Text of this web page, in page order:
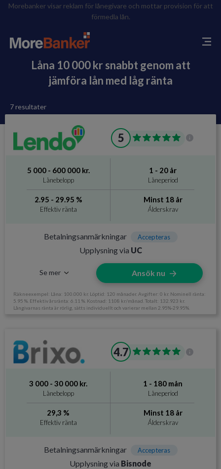
Morebanker visar reklam för lånegivare och mottar provision för att
förmedla lån.
Låna 10 000 kr snabbt genom att
jämföra lån med låg ränta
7 resultater
5
5 000 - 600 000 kr.
Lånebelopp
1 - 20 år
Låneperiod
2.95 - 29.95 %
Effektiv ränta
Minst 18 år
Ålderskrav
Betalningsanmärkningar Accepteras
Upplysning via UC
Se mer Ansök nu
Räkneexempel: Låna: 100.000 kr. Löptid: 120 månader. Avgifter: 0 kr. Nominell ränta:
5.95 %. Effektiv årsränta: 6.11 %. Kostnad: 1108 kr/månad. Totalt: 132.923 kr.
Långivarnas ränta är rörlig, sätts individuellt och varierar mellan 2.95%-29.95%.
Utan UC Nej
Direktutbetalning Ja, varierar mellan långivare
Krav och avgifter
4.7
3 000 - 30 000 kr.
Lånebelopp
1 - 180 mån
Låneperiod
29,3 %
Effektiv ränta
Minst 18 år
Ålderskrav
Betalningsanmärkningar Accepteras
Upplysning via Bisnode